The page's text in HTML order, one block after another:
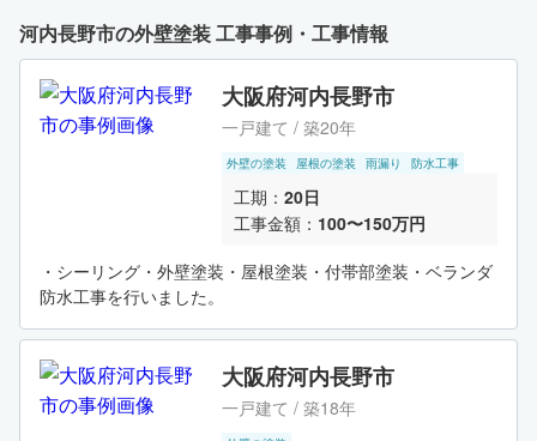
河内長野市の外壁塗装 工事事例・工事情報
大阪府河内長野市
一戸建て / 築20年
外壁の塗装 屋根の塗装 雨漏り 防水工事
工期： 20日
工事金額： 100〜150万円
・シーリング・外壁塗装・屋根塗装・付帯部塗装・ベランダ
防水工事を行いました。
大阪府河内長野市
一戸建て / 築18年